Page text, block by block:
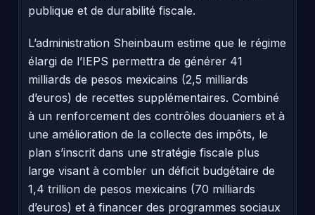
publique et de durabilité fiscale.
L’administration Sheinbaum estime que le régime
élargi de l’IEPS permettra de générer 41
milliards de pesos mexicains (2,5 milliards
d’euros) de recettes supplémentaires. Combiné
à un renforcement des contrôles douaniers et à
une amélioration de la collecte des impôts, le
plan s’inscrit dans une stratégie fiscale plus
large visant à combler un déficit budgétaire de
1,4 trillion de pesos mexicains (70 milliards
d’euros) et à financer des programmes sociaux